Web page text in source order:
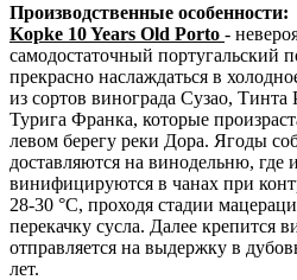
Производственные особенности:
Kopke 10 Years Old Porto -
самодостаточный португальский
прекрасно наслаждаться в
из сортов винограда Сузао,
Турига Франка, которые
левом берегу реки Дора. Ягоды
доставляются на винодельню, где
винифицируются в чанах при
28-30 °С, проходя стадии
перекачку сусла. Далее крепится
отправляется на выдержку в
лет.